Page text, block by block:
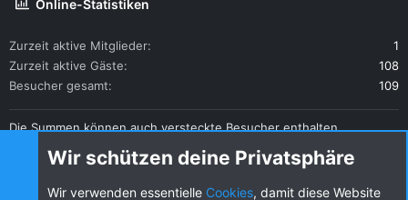
Online-Statistiken
Zurzeit aktive Mitglieder
1
Zurzeit aktive Gäste
108
Besucher gesamt
109
Die Summen können auch versteckte Besucher enthalten.
Diese Seite teilen
Wir schützen deine Privatsphäre
Wir verwenden essentielle Cookies, damit diese Website